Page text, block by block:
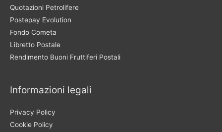
Quotazioni Petrolifere
Postepay Evolution
Fondo Cometa
Libretto Postale
Rendimento Buoni Fruttiferi Postali
Informazioni legali
Privacy Policy
Cookie Policy